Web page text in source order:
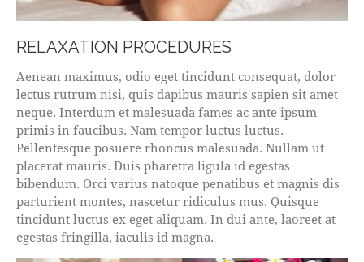
RELAXATION PROCEDURES
Aenean maximus, odio eget tincidunt consequat, dolor
lectus rutrum nisi, quis dapibus mauris sapien sit amet
neque. Interdum et malesuada fames ac ante ipsum
primis in faucibus. Nam tempor luctus luctus.
Pellentesque posuere rhoncus malesuada. Nullam ut
placerat mauris. Duis pharetra ligula id egestas
bibendum. Orci varius natoque penatibus et magnis dis
parturient montes, nascetur ridiculus mus. Quisque
tincidunt luctus ex eget aliquam. In dui ante, laoreet at
egestas fringilla, iaculis id magna.